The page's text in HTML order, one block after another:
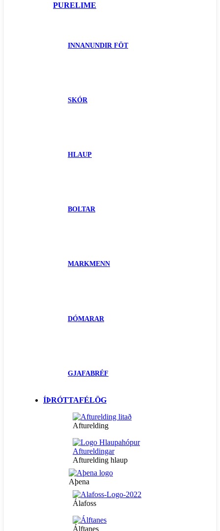
PURELIME
INNANUNDIR FÖT
SKÓR
HLAUP
BOLTAR
MARKMENN
DÓMARAR
GJAFABRÉF
ÍÞRÓTTAFÉLÖG
Afturelding
Afturelding hlaup
Aþena
Álafoss
Álftanes